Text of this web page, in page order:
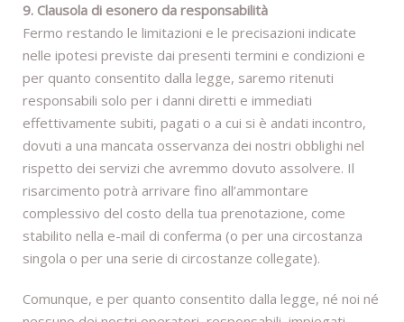
9. Clausola di esonero da responsabilità
Fermo restando le limitazioni e le precisazioni indicate
nelle ipotesi previste dai presenti termini e condizioni e
per quanto consentito dalla legge, saremo ritenuti
responsabili solo per i danni diretti e immediati
effettivamente subiti, pagati o a cui si è andati incontro,
dovuti a una mancata osservanza dei nostri obblighi nel
rispetto dei servizi che avremmo dovuto assolvere. Il
risarcimento potrà arrivare fino all’ammontare
complessivo del costo della tua prenotazione, come
stabilito nella e-mail di conferma (o per una circostanza
singola o per una serie di circostanze collegate).
Comunque, e per quanto consentito dalla legge, né noi né